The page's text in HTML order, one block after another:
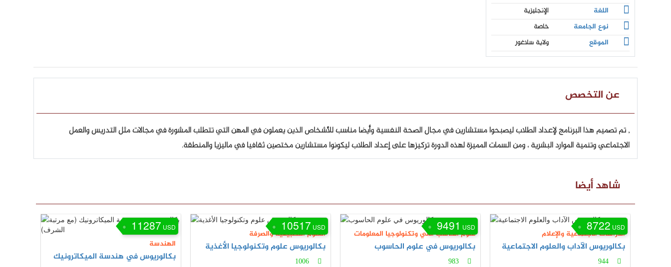
اللغة
الإنجليزية
نوع الجامعة
خاصة
الموقع
ولاية سلاغور
عن التخصص
, تم تصميم هذا البرنامج لإعداد الطلاب ليصبحوا مستشارين في مجال الصحة النفسية وأيضا مناسب للأشخاص الذين يعملون في المهن التي تتطلب المشورة في مجالات مثل التدريس والعمل
الاجتماعي وتنمية الموارد البشرية ، ومن السمات المميزة لهذه الدورة تركيزها على إعداد الطلاب ليكونوا مستشارين مختصين ثقافيا في ماليزيا والمنطقة.
شاهد أيضا
11287 USD
الهندسة
بكالوريوس في هندسة الميكاترونيك
10517 USD
العلوم التطبيقية والصرفة
بكالوريوس علوم وتكنولوجيا الأغذية
1006
9491 USD
علوم الحاسب الآلي وتكنولوجيا المعلومات
بكالوريوس في علوم الحاسوب
983
8722 USD
الدراسات الاجتماعية والإعلام
بكالوريوس الآداب والعلوم الاجتماعية
944